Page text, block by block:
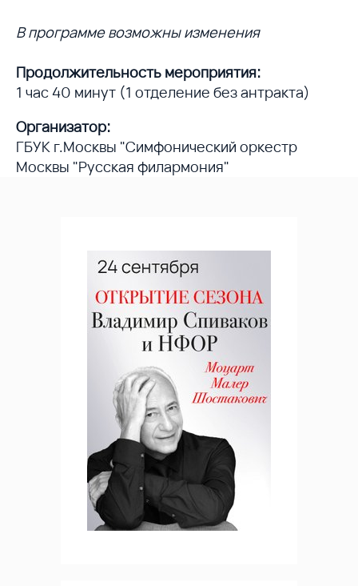
В программе возможны изменения
Продолжительность мероприятия:
1 час 40 минут (1 отделение без антракта)
Организатор:
ГБУК г.Москвы "Симфонический оркестр
Москвы "Русская филармония"